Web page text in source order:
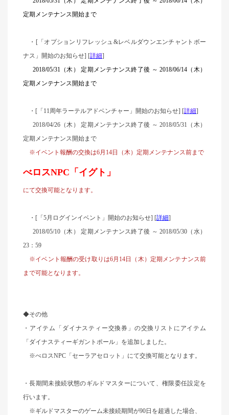
定期メンテナンス開始まで
・[「オプションリフレッシュ&レベルダウンエンチャントボー
ナス」開始のお知らせ] [詳細]
2018/05/31（木） 定期メンテナンス終了後 ～ 2018/06/14（木）
定期メンテナンス開始まで
・[「11周年ラーテルアドベンチャー」開始のお知らせ] [詳細]
2018/04/26（木） 定期メンテナンス終了後 ～ 2018/05/31（木）
定期メンテナンス開始まで
※イベント報酬の交換は6月14日（木）定期メンテナンス前まで
べロスNPC「イグト」
にて交換可能となります。
・[「5月ログインイベント」開始のお知らせ] [詳細]
2018/05/10（木） 定期メンテナンス終了後 ～ 2018/05/30（水）
23：59
※イベント報酬の受け取りは6月14日（木）定期メンテナンス前
まで可能となります。
◆その他
・アイテム「ダイナスティー交換券」の交換リストにアイテム
「ダイナスティーギガントポール」を追加しました。
※べロスNPC「セーラアセロット」にて交換可能となります。
・長期間未接続状態のギルドマスターについて、権限委任設定を
行います。
※ギルドマスターのゲーム未接続期間が90日を超過した場合、